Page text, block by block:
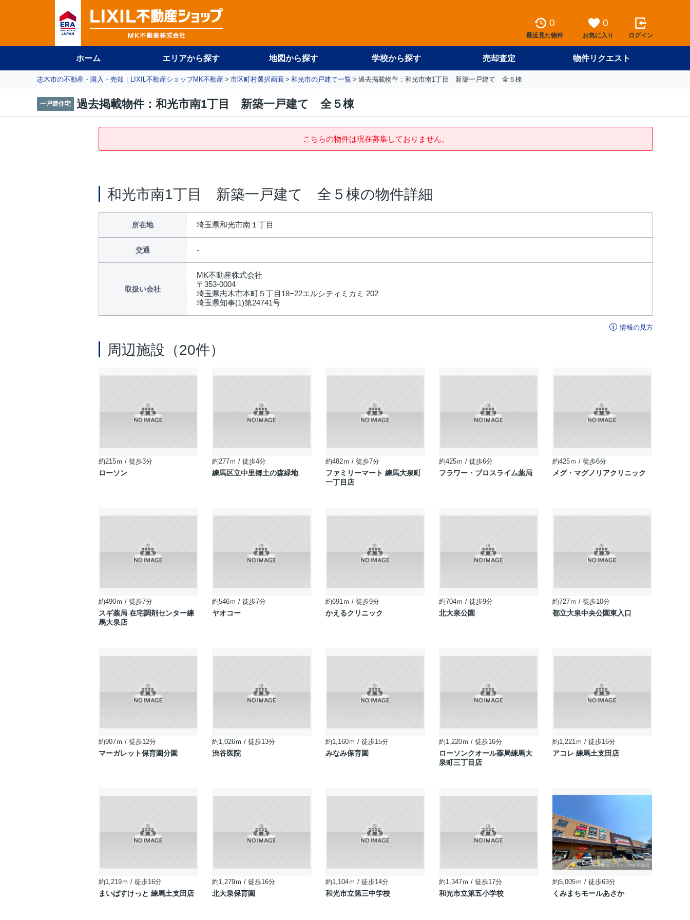
0
最近見た物件
0
お気に入り ログイン
ホーム エリアから探す 地図から探す 学校から探す 売却査定 物件リクエスト
志木市の不動産・購入・売却｜LIXIL不動産ショップMK不動産 市区町村選択画面 和光市の戸建て一覧 過去掲載物件：和光市南1丁目 新築一戸建て 全５棟
一戸建住宅 過去掲載物件：和光市南1丁目 新築一戸建て 全５棟
こちらの物件は現在募集しておりません。
和光市南1丁目 新築一戸建て 全５棟の物件詳細
所在地 埼玉県和光市南１丁目
交通
取扱い会社
MK不動産株式会社
〒353-0004
埼玉県志木市本町５丁目18−22エルシティミカミ 202
埼玉県知事(1)第24741号
情報の見方
周辺施設（20件）
約215ｍ / 徒歩3分
ローソン
約277ｍ / 徒歩4分
練馬区立中里郷土の森緑地
約482ｍ / 徒歩7分
ファミリーマート 練馬大泉町
一丁目店
約425ｍ / 徒歩6分
フラワー・ブロスライム薬局
約425ｍ / 徒歩6分
メグ・マグノリアクリニック
約490ｍ / 徒歩7分
スギ薬局 在宅調剤センター練
馬大泉店
約546ｍ / 徒歩7分
ヤオコー
約691ｍ / 徒歩9分
かえるクリニック
約704ｍ / 徒歩9分
北大泉公園
約727ｍ / 徒歩10分
都立大泉中央公園東入口
約907ｍ / 徒歩12分
マーガレット保育園分園
約1,026ｍ / 徒歩13分
渋谷医院
約1,160ｍ / 徒歩15分
みなみ保育園
約1,220ｍ / 徒歩16分
ローソンクオール薬局練馬大
泉町三丁目店
約1,221ｍ / 徒歩16分
アコレ 練馬土支田店
約1,219ｍ / 徒歩16分
まいばすけっと 練馬土支田店
約1,279ｍ / 徒歩16分
北大泉保育園
約1,104ｍ / 徒歩14分
和光市立第三中学校
約1,347ｍ / 徒歩17分
和光市立第五小学校
約5,005ｍ / 徒歩63分
くみまちモールあさか